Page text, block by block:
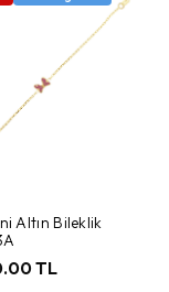
Altın Bileklik
TL